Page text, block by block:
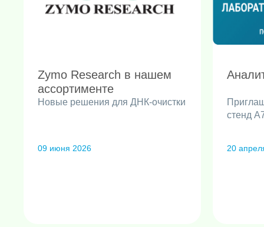
Zymo Research в нашем
ассортименте
Новые решения для ДНК-очистки
09 июня 2026
стенд
20